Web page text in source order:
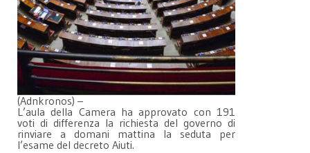
(Adnkronos) –
L’aula della Camera ha approvato con 191
voti di differenza la richiesta del governo di
rinviare a domani mattina la seduta per
l’esame del decreto Aiuti.